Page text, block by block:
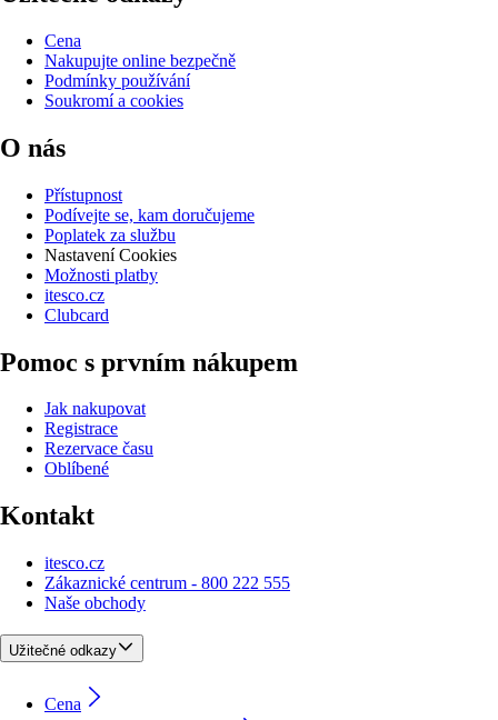
Cena
Nakupujte online bezpečně
Podmínky používání
Soukromí a cookies
O nás
Přístupnost
Podívejte se, kam doručujeme
Poplatek za službu
Nastavení Cookies
Možnosti platby
itesco.cz
Clubcard
Pomoc s prvním nákupem
Jak nakupovat
Registrace
Rezervace času
Oblíbené
Kontakt
itesco.cz
Zákaznické centrum - 800 222 555
Naše obchody
Užitečné odkazy
Cena